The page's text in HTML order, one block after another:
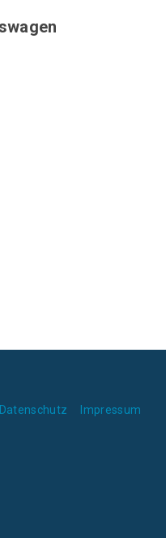
Datenschutz
Impressum